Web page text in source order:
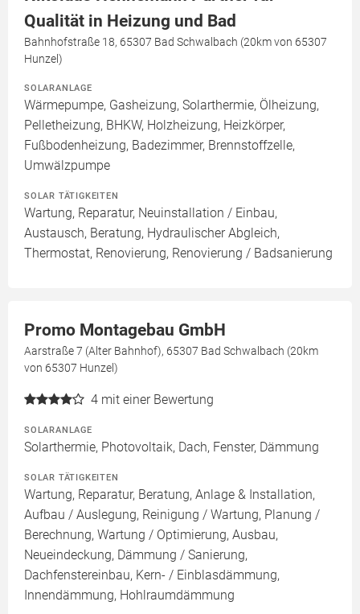
Qualität in Heizung und Bad
Bahnhofstraße 18, 65307 Bad Schwalbach (20km von 65307
Hunzel)
SOLARANLAGE
Wärmepumpe, Gasheizung, Solarthermie, Ölheizung,
Pelletheizung, BHKW, Holzheizung, Heizkörper,
Fußbodenheizung, Badezimmer, Brennstoffzelle,
Umwälzpumpe
SOLAR TÄTIGKEITEN
Wartung, Reparatur, Neuinstallation / Einbau,
Austausch, Beratung, Hydraulischer Abgleich,
Thermostat, Renovierung, Renovierung / Badsanierung
Promo Montagebau GmbH
Aarstraße 7 (Alter Bahnhof), 65307 Bad Schwalbach (20km
von 65307 Hunzel)
4 mit einer Bewertung
SOLARANLAGE
Solarthermie, Photovoltaik, Dach, Fenster, Dämmung
SOLAR TÄTIGKEITEN
Wartung, Reparatur, Beratung, Anlage & Installation,
Aufbau / Auslegung, Reinigung / Wartung, Planung /
Berechnung, Wartung / Optimierung, Ausbau,
Neueindeckung, Dämmung / Sanierung,
Dachfenstereinbau, Kern- / Einblasdämmung,
Innendämmung, Hohlraumdämmung